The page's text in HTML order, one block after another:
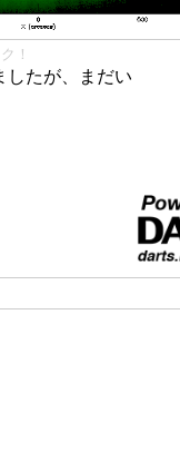
！
したが、まだい